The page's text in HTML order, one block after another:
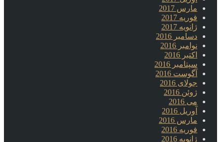
مارس 2017
فوریه 2017
ژانویه 2017
دسامبر 2016
نوامبر 2016
اکتبر 2016
سپتامبر 2016
آگوست 2016
جولای 2016
ژوئن 2016
می 2016
آوریل 2016
مارس 2016
فوریه 2016
ژانویه 2016